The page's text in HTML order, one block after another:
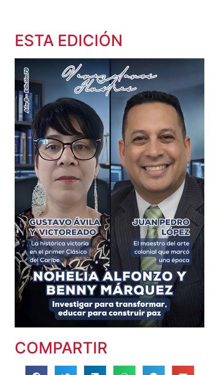
ESTA EDICIÓN
COMPARTIR